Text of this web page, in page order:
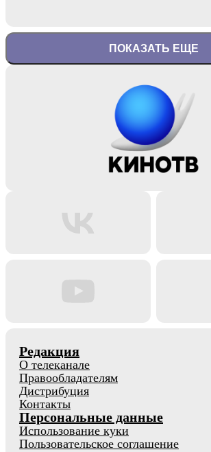
ПОКАЗАТЬ ЕЩЕ
Редакция
О телеканале
Правообладателям
Дистрибуция
Контакты
Персональные данные
Использование куки
Пользовательское соглашение